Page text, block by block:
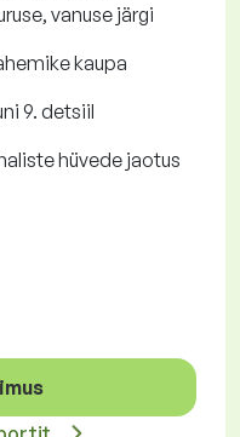
vanuse järgi
kaupa
9. detsiil
hüvede jaotus